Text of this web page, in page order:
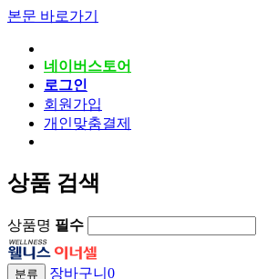
본문 바로가기
네이버스토어
로그인
회원가입
개인맞춤결제
상품 검색
상품명 필수
분류 장바구니 0